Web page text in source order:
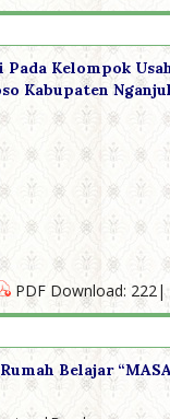
Kelompok
Kabupaten
PDF Download: 222|
Belajar